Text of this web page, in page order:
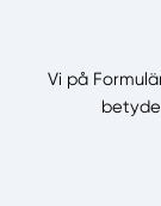
Vi på